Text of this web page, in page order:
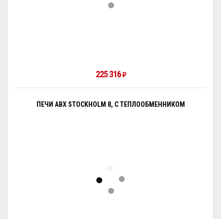
225 316 ₽
ПЕЧИ ABX STOCKHOLM 8, С ТЕПЛООБМЕННИКОМ